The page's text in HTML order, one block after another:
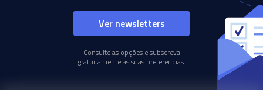
Ver newsletters
Consulte as opções e subscreva
gratuitamente as suas preferências.